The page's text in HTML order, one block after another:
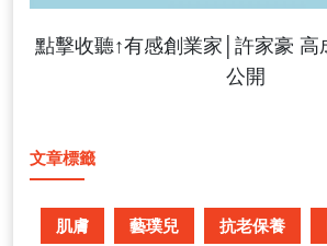
點擊收聽↑有感創業家│許家豪 高
公開
文章標籤
肌膚 藝璞兒 抗老保養